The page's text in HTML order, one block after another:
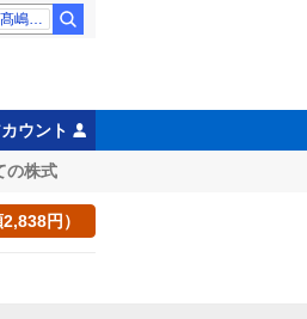
政宏
ウント
の株式
円）